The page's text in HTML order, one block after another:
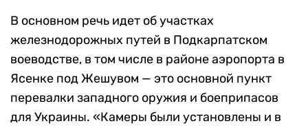
В основном речь идет об участках
железнодорожных путей в Подкарпатском
воеводстве, в том числе в районе аэропорта в
Ясенке под Жешувом — это основной пункт
перевалки западного оружия и боеприпасов
для Украины. «Камеры были установлены и в